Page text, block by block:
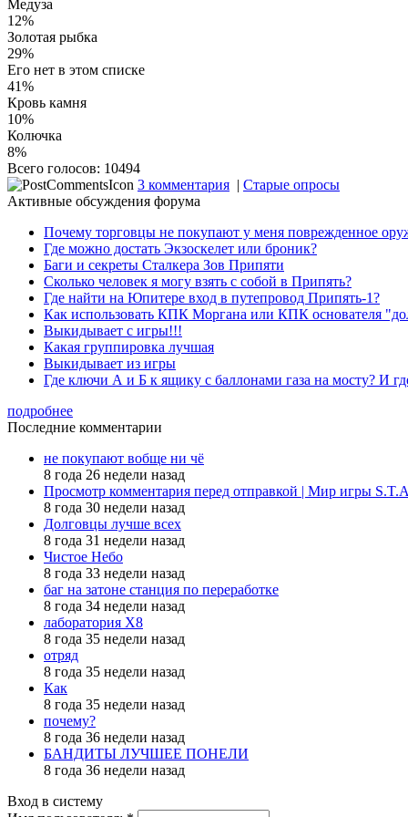
Медуза
12%
Золотая рыбка
29%
Его нет в этом списке
41%
Кровь камня
10%
Колючка
8%
Всего голосов: 10494
3 комментария | Старые опросы
Активные обсуждения форума
Почему торговцы не покупают у меня поврежденное
Где можно достать Экзоскелет или броник?
Баги и секреты Cталкера Зов Припяти
Сколько человек я могу взять с собой в Припять?
Где найти на Юпитере вход в путепровод Припять-1?
Как использовать КПК Моргана или КПК основателя
Выкидывает с игры!!!
Какая группировка лучшая
Выкидывает из игры
Где ключи А и Б к ящику с баллонами газа на мосту? И
подробнее
Последние комментарии
не покупают вобще ни чё
8 года 26 недели назад
Просмотр комментария перед отправкой | Мир игры
8 года 30 недели назад
Долговцы лучше всех
8 года 31 недели назад
Чистое Небо
8 года 33 недели назад
баг на затоне станция по переработке
8 года 34 недели назад
лаборатория X8
8 года 35 недели назад
отряд
8 года 35 недели назад
Как
8 года 35 недели назад
почему?
8 года 36 недели назад
БАНДИТЫ ЛУЧШЕЕ ПОНЕЛИ
8 года 36 недели назад
Вход в систему